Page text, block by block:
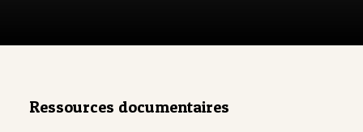
Ressources documentaires